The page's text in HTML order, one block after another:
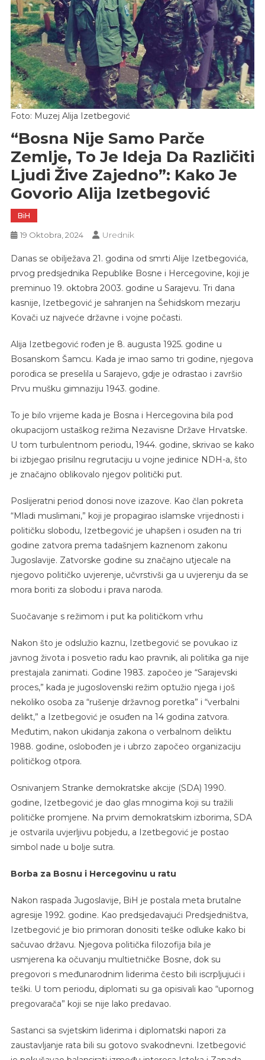
Foto: Muzej Alija Izetbegović
“Bosna Nije Samo Parče
Zemlje, To Je Ideja Da Različiti
Ljudi Žive Zajedno”: Kako Je
Govorio Alija Izetbegović
BiH
19 Oktobra, 2024 Urednik
Danas se obilježava 21. godina od smrti Alije Izetbegovića,
prvog predsjednika Republike Bosne i Hercegovine, koji je
preminuo 19. oktobra 2003. godine u Sarajevu. Tri dana
kasnije, Izetbegović je sahranjen na Šehidskom mezarju
Kovači uz najveće državne i vojne počasti.
Alija Izetbegović rođen je 8. augusta 1925. godine u
Bosanskom Šamcu. Kada je imao samo tri godine, njegova
porodica se preselila u Sarajevo, gdje je odrastao i završio
Prvu mušku gimnaziju 1943. godine.
To je bilo vrijeme kada je Bosna i Hercegovina bila pod
okupacijom ustaškog režima Nezavisne Države Hrvatske.
U tom turbulentnom periodu, 1944. godine, skrivao se kako
bi izbjegao prisilnu regrutaciju u vojne jedinice NDH-a, što
je značajno oblikovalo njegov politički put.
Poslijeratni period donosi nove izazove. Kao član pokreta
“Mladi muslimani,” koji je propagirao islamske vrijednosti i
političku slobodu, Izetbegović je uhapšen i osuđen na tri
godine zatvora prema tadašnjem kaznenom zakonu
Jugoslavije. Zatvorske godine su značajno utjecale na
njegovo političko uvjerenje, učvrstivši ga u uvjerenju da se
mora boriti za slobodu i prava naroda.
Suočavanje s režimom i put ka političkom vrhu
Nakon što je odslužio kaznu, Izetbegović se povukao iz
javnog života i posvetio radu kao pravnik, ali politika ga nije
prestajala zanimati. Godine 1983. započeo je “Sarajevski
proces,” kada je jugoslovenski režim optužio njega i još
nekoliko osoba za “rušenje državnog poretka” i “verbalni
delikt,” a Izetbegović je osuđen na 14 godina zatvora.
Međutim, nakon ukidanja zakona o verbalnom deliktu
1988. godine, oslobođen je i ubrzo započeo organizaciju
političkog otpora.
Osnivanjem Stranke demokratske akcije (SDA) 1990.
godine, Izetbegović je dao glas mnogima koji su tražili
političke promjene. Na prvim demokratskim izborima, SDA
je ostvarila uvjerljivu pobjedu, a Izetbegović je postao
simbol nade u bolje sutra.
Borba za Bosnu i Hercegovinu u ratu
Nakon raspada Jugoslavije, BiH je postala meta brutalne
agresije 1992. godine. Kao predsjedavajući Predsjedništva,
Izetbegović je bio primoran donositi teške odluke kako bi
sačuvao državu. Njegova politička filozofija bila je
usmjerena ka očuvanju multietničke Bosne, dok su
pregovori s međunarodnim liderima često bili iscrpljujući i
teški. U tom periodu, diplomati su ga opisivali kao “upornog
pregovarača” koji se nije lako predavao.
Sastanci sa svjetskim liderima i diplomatski napori za
zaustavljanje rata bili su gotovo svakodnevni. Izetbegović